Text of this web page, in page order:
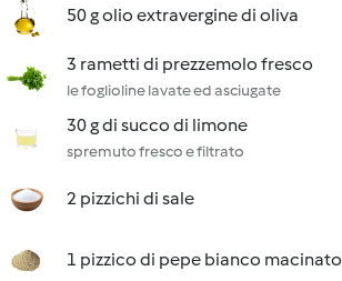
50 g olio extravergine di oliva
3 rametti di prezzemolo fresco
le foglioline lavate ed asciugate
30 g di succo di limone
spremuto fresco e filtrato
2 pizzichi di sale
1 pizzico di pepe bianco macinato